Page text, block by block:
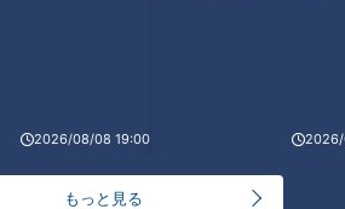
2026/08/08 19:00 2026/
もっと見る
七夕仕
「アスパラと帆立の梅白あえ」
キング】